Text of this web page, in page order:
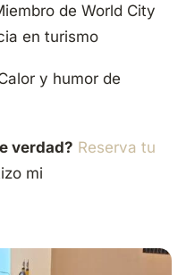
de World City
en turismo
y humor de
verdad? Reserva tu
mi